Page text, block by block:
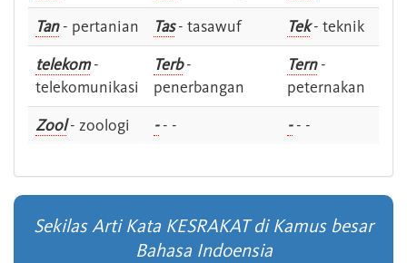
Tan- pertanian Tas- tasawuf Tek- teknik
telekom-
telekomunikasi
Terb-
penerbangan
Tern-
peternakan
Zool- zoologi -- - -- -
Sekilas Arti Kata KESRAKAT di Kamus besar
Bahasa Indoensia